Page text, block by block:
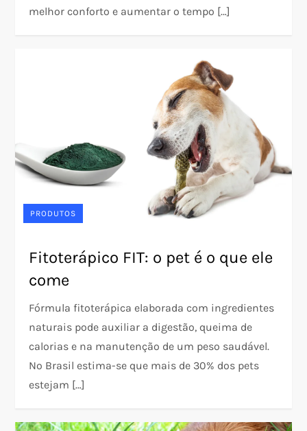
melhor conforto e aumentar o tempo […]
PRODUTOS
Fitoterápico FIT: o pet é o que ele
come
Fórmula fitoterápica elaborada com ingredientes
naturais pode auxiliar a digestão, queima de
calorias e na manutenção de um peso saudável.
No Brasil estima-se que mais de 30% dos pets
estejam […]